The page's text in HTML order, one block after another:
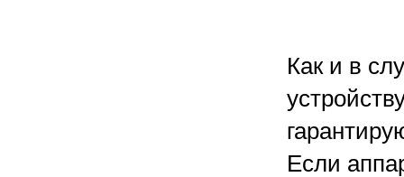
Как и в
Если